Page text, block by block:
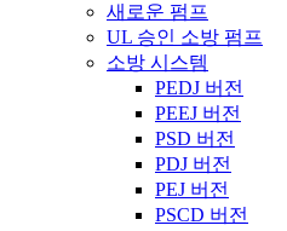
새로운 펌프
UL 승인 소방 펌프
소방 시스템
PEDJ 버전
PEEJ 버전
PSD 버전
PDJ 버전
PEJ 버전
PSCD 버전